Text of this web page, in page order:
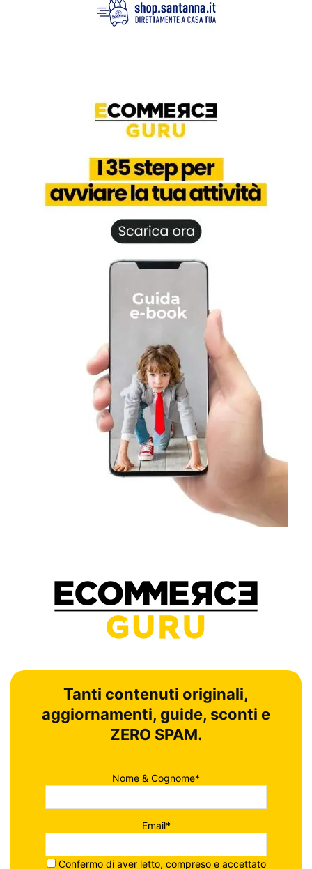
Tanti contenuti originali,
aggiornamenti, guide, sconti e
ZERO SPAM.
Nome & Cognome*
Email*
Confermo di aver letto, compreso e accettato